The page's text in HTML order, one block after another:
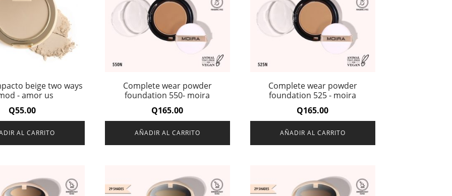
beige two ways
- amor us
Q55.00
AL CARRITO
Complete wear powder
foundation 550- moira
Q165.00
AÑADIR AL CARRITO
Complete wear powder
foundation 525 - moira
Q165.00
AÑADIR AL CARRITO